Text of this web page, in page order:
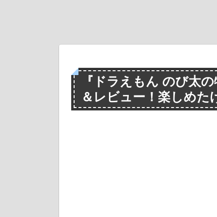
『ドラえもん のび太
＆レビュー！楽しめ